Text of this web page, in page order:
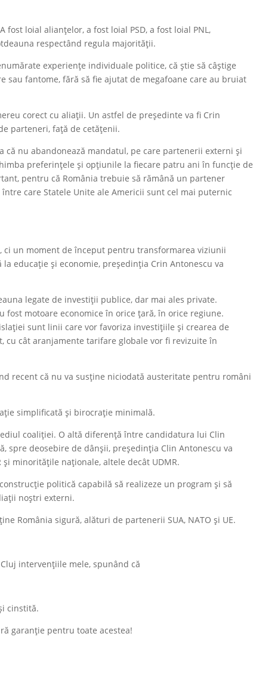
loial alianțelor, a fost loial PSD, a fost loial PNL,
respectând regula majorității.
experiențe individuale politice, că știe să câștige
fantome, fără să fie ajutat de megafoane care au bruiat
corect cu aliații. Un astfel de președinte va fi Crin
parteneri, față de cetățenii.
că nu abandonează mandatul, pe care partenerii externi și
preferințele și opțiunile la fiecare patru ani în funcție de
pentru că România trebuie să rămână un partener
care Statele Unite ale Americii sunt cel mai puternic
un moment de început pentru transformarea viziunii
educație și economie, președinția Crin Antonescu va
legate de investiții publice, dar mai ales private.
motoare economice în orice țară, în orice regiune.
sunt linii care vor favoriza investițiile și crearea de
cu cât aranjamente tarifare globale vor fi revizuite în
recent că nu va susține niciodată austeritate pentru români
simplificată și birocrație minimală.
coaliției. O altă diferență între candidatura lui Clin
spre deosebire de dânșii, președinția Clin Antonescu va
și minoritățile naționale, altele decât UDMR.
politică capabilă să realizeze un program și să
noștri externi.
România sigură, alături de partenerii SUA, NATO și UE.
intervențiile mele, spunând că
cinstită.
garanție pentru toate acestea!